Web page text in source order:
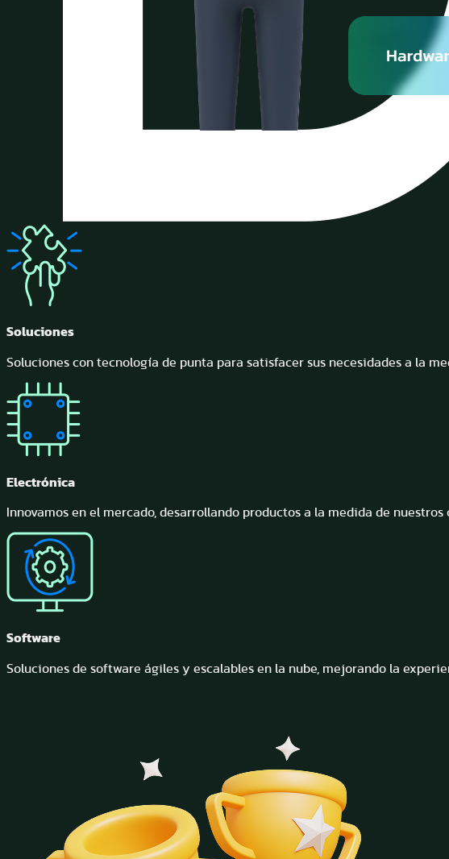
Soluciones
Soluciones con tecnología de punta para satisfacer sus necesidades a la
Electrónica
Innovamos en el mercado, desarrollando productos a la medida de
Software
Soluciones de software ágiles y escalables en la nube, mejorando la